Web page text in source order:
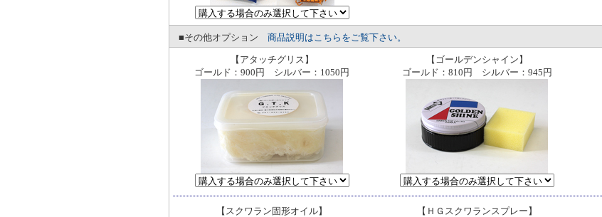
■その他オプション 商品説明はこちらをご覧下さい。
【アタッチグリス】
ゴールド：900円 シルバー：1050円
【ゴールデンシャイン】
ゴールド：810円 シルバー：945円
【スクワラン固形オイル】
【ＨＧスクワランスプレー】